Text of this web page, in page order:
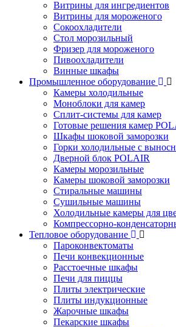
Витрины для ингредиентов
Витрины для мороженого
Сокоохладители
Стол морозильный
Фризер для мороженого
Пивоохладители
Винные шкафы
Промышленное оборудование
Камеры холодильные
Моноблоки для камер
Сплит-системы для камер
Готовые решения камер
Шкафы шоковой заморозки
Горки холодильные с
Дверной блок POLAIR
Камеры морозильные
Камеры шоковой заморозки
Стиральные машины
Сушильные машины
Холодильные камеры для
Компрессорно-
Тепловое оборудование
Пароконвектоматы
Печи конвекционные
Расстоечные шкафы
Печи для пиццы
Плиты электрические
Плиты индукционные
Жарочные шкафы
Пекарские шкафы